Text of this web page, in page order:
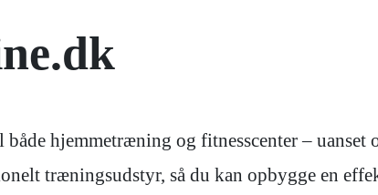
hjemmetræning og fitnesscenter –
træningsudstyr, så du kan opbygge en